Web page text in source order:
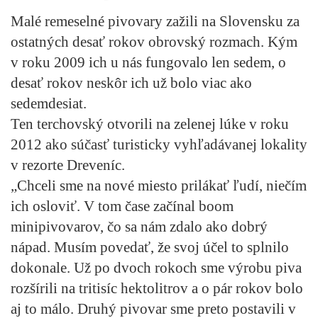
Malé remeselné pivovary zažili na Slovensku za
ostatných desať rokov obrovský rozmach. Kým
v roku 2009 ich u nás fungovalo len sedem, o
desať rokov neskôr ich už bolo viac ako
sedemdesiat.
Ten terchovský otvorili na zelenej lúke v roku
2012 ako súčasť turisticky vyhľadávanej lokality
v rezorte Dreveníc.
„Chceli sme na nové miesto prilákať ľudí, niečím
ich osloviť. V tom čase začínal boom
minipivovarov, čo sa nám zdalo ako dobrý
nápad. Musím povedať, že svoj účel to splnilo
dokonale. Už po dvoch rokoch sme výrobu piva
rozšírili na tritisíc hektolitrov a o pár rokov bolo
aj to málo. Druhý pivovar sme preto postavili v